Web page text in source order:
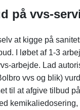
på vvs-
at kigge på
I løbet af 1-3
arbejde. Lad
vvs og blik)
til at afgive tilbud